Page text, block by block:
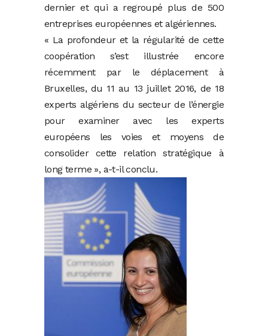
dernier et qui a regroupé plus de 500
entreprises européennes et algériennes.
« La profondeur et la régularité de cette
coopération s’est illustrée encore
récemment par le déplacement à
Bruxelles, du 11 au 13 juillet 2016, de 18
experts algériens du secteur de l’énergie
pour examiner avec les experts
européens les voies et moyens de
consolider cette relation stratégique à
long terme », a-t-il conclu.